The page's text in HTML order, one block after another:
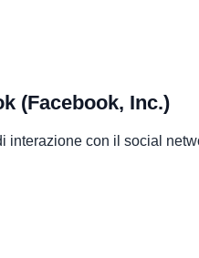
(Facebook, Inc.)
interazione con il social